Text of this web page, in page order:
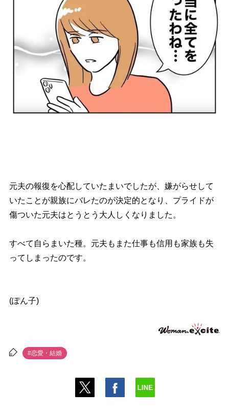
元夫の報復を心配していたまいでしたが、嫌がらせして
いたことが親族にバレたのが決定的となり、プライドが
傷ついた元夫はとうとう大人しくなりました。
すべて自らまいた種。元夫もまた仕事も信用も家族も失
ってしまったのです。
(ぽん子)
#恋愛・結婚